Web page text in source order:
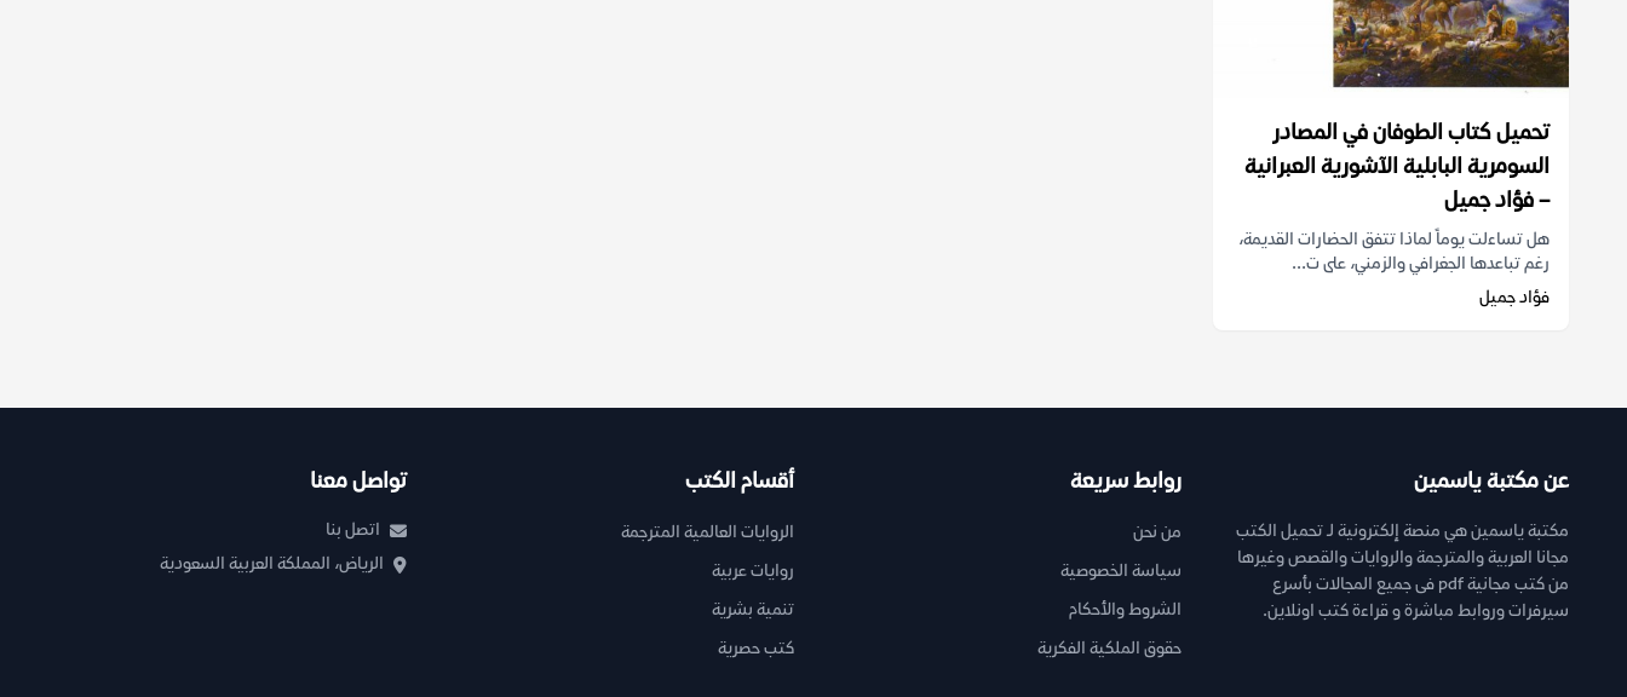
تحميل كتاب الطوفان في المصادر
السومرية البابلية الآشورية العبرانية
– فؤاد جميل
هل تساءلت يوماً لماذا تتفق الحضارات القديمة،
رغم تباعدها الجغرافي والزمني، على ت...
فؤاد جميل
عن مكتبة ياسمين
مكتبة ياسمين هي منصة إلكترونية لـ تحميل الكتب
مجانا العربية والمترجمة والروايات والقصص وغيرها
من كتب مجانية pdf فى جميع المجالات بأسرع
سيرفرات وروابط مباشرة و قراءة كتب اونلاين.
روابط سريعة
من نحن
سياسة الخصوصية
الشروط والأحكام
حقوق الملكية الفكرية
أقسام الكتب
الروايات العالمية المترجمة
روايات عربية
تنمية بشرية
كتب حصرية
تواصل معنا
اتصل بنا
الرياض، المملكة العربية السعودية